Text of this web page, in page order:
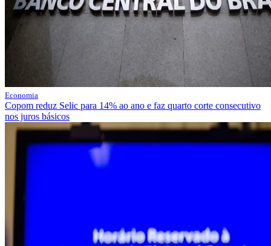
Economia
Copom reduz Selic para 14% ao ano e faz quarto corte consecutivo
nos juros básicos